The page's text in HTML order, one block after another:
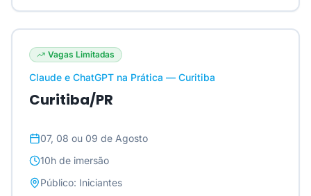
Vagas Limitadas
Claude e ChatGPT na Prática — Curitiba
Curitiba/PR
07, 08 ou 09 de Agosto
10h de imersão
Público: Iniciantes